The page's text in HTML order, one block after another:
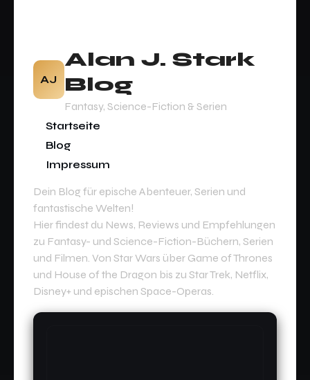
AJ
Alan J. Stark
Blog
Fantasy, Science-Fiction & Serien
Startseite
Blog
Impressum
Dein Blog für epische Abenteuer, Serien und
fantastische Welten!
Hier findest du News, Reviews und Empfehlungen
zu Fantasy- und Science-Fiction-Büchern, Serien
und Filmen. Von Star Wars über Game of Thrones
und House of the Dragon bis zu Star Trek, Netflix,
Disney+ und epischen Space-Operas.